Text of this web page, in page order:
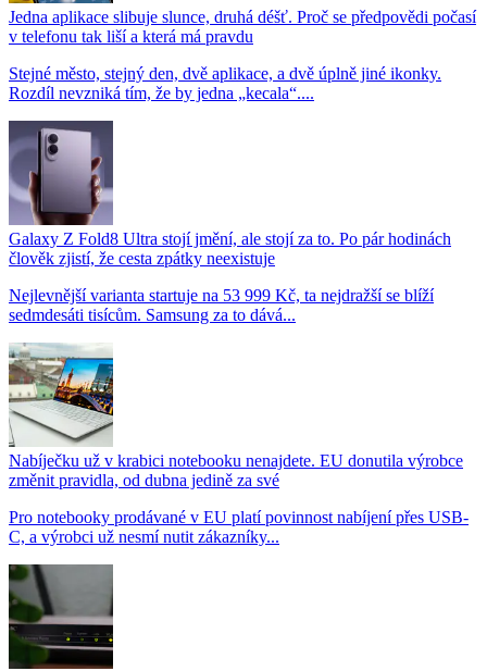
Jedna aplikace slibuje slunce, druhá déšť. Proč se předpovědi počasí
v telefonu tak liší a která má pravdu
Stejné město, stejný den, dvě aplikace, a dvě úplně jiné ikonky.
Rozdíl nevzniká tím, že by jedna „kecala“....
Galaxy Z Fold8 Ultra stojí jmění, ale stojí za to. Po pár hodinách
člověk zjistí, že cesta zpátky neexistuje
Nejlevnější varianta startuje na 53 999 Kč, ta nejdražší se blíží
sedmdesáti tisícům. Samsung za to dává...
Nabíječku už v krabici notebooku nenajdete. EU donutila výrobce
změnit pravidla, od dubna jedině za své
Pro notebooky prodávané v EU platí povinnost nabíjení přes USB-
C, a výrobci už nesmí nutit zákazníky...